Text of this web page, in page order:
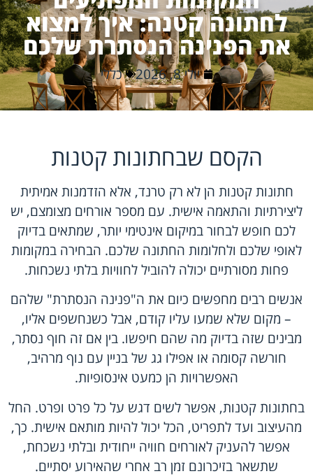
לחתונה קטנה: איך למצוא
את הפנינה הנסתרת שלכם
יולי 8, 2026 כללי
הקסם שבחתונות קטנות
חתונות קטנות הן לא רק טרנד, אלא הזדמנות אמיתית
ליצירתיות והתאמה אישית. עם מספר אורחים מצומצם, יש
לכם חופש לבחור במיקום אינטימי יותר, שמתאים בדיוק
לאופי שלכם ולחלומות החתונה שלכם. הבחירה במקומות
פחות מסורתיים יכולה להוביל לחוויות בלתי נשכחות.
אנשים רבים מחפשים כיום את ה"פנינה הנסתרת" שלהם
– מקום שלא שמעו עליו קודם, אבל כשנחשפים אליו,
מבינים שזה בדיוק מה שהם חיפשו. בין אם זה חוף נסתר,
חורשה קסומה או אפילו גג של בניין עם נוף מרהיב,
האפשרויות הן כמעט אינסופיות.
בחתונות קטנות, אפשר לשים דגש על כל פרט ופרט. החל
מהעיצוב ועד לתפריט, הכל יכול להיות מותאם אישית. כך,
אפשר להעניק לאורחים חוויה ייחודית ובלתי נשכחת,
שתשאר בזיכרונם זמן רב אחרי שהאירוע יסתיים.